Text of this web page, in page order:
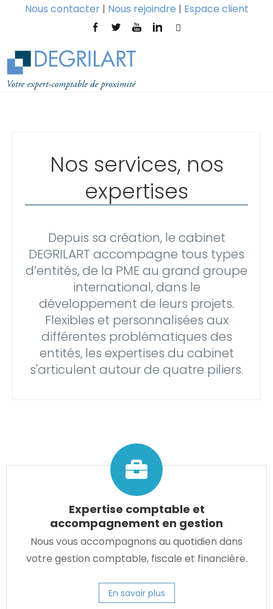
Nous contacter| Nous rejoindre | Espace client
Nos services, nos
expertises
Depuis sa création, le cabinet
DEGRILART accompagne tous types
d’entités, de la PME au grand groupe
international, dans le
développement de leurs projets.
Flexibles et personnalisées aux
différentes problématiques des
entités, les expertises du cabinet
s'articulent autour de quatre piliers.
Expertise comptable et
accompagnement en gestion
Nous vous accompagnons au quotidien dans
votre gestion comptable, fiscale et financière.
En savoir plus